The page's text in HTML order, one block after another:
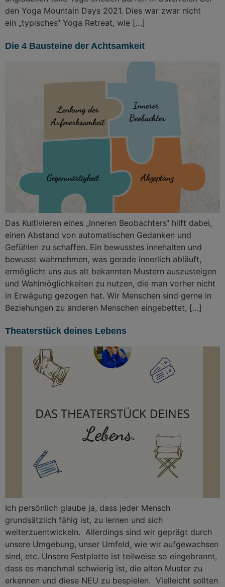
den Yoga Mountain Days 2021. Dies war zwar nicht
ein „typisches“ Yoga Retreat, wie […]
Die 4 Bausteine der Achtsamkeit
Das Kultivieren eines „Inneren Beobachters“ hilft dabei,
einen Abstand von automatischen Gedanken und
Gefühlen zu schaffen. Ein bewusstes innehalten und
bewusst wahrnehmen, was gerade innerlich abläuft,
ermöglicht uns aus alt bekannten Mustern auszusteigen
und Wahlmöglichkeiten zu nutzen, die man vorher nicht
in Erwägung gezogen hat. Wir Menschen sind gerne in
Beziehungen zu anderen Menschen eingebettet, […]
Theaterstück deines Lebens
Ich persönlich glaube ja, dass jeder Mensch
grundsätzlich fähig ist, zu lernen und sich
weiterzuentwickeln. Allerdings sind wir geprägt durch
unsere Umgebung, unser Umfeld, wie wir aufgewachsen
sind, etc. Unsere Festplatte ist teilweise so eingebrannt,
dass es manchmal schwierig ist, die alten Muster zu
erkennen und diese NEU zu bespielen. Vielleicht sollten